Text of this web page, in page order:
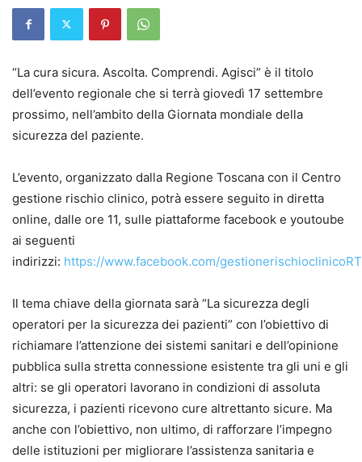
“La cura sicura. Ascolta. Comprendi. Agisci” è il titolo
dell’evento regionale che si terrà giovedì 17 settembre
prossimo, nell’ambito della Giornata mondiale della
sicurezza del paziente.
L’evento, organizzato dalla Regione Toscana con il Centro
gestione rischio clinico, potrà essere seguito in diretta
online, dalle ore 11, sulle piattaforme facebook e youtoube
ai seguenti
indirizzi: https://www.facebook.com/gestionerischioclinicoRT
Il tema chiave della giornata sarà “La sicurezza degli
operatori per la sicurezza dei pazienti” con l’obiettivo di
richiamare l’attenzione dei sistemi sanitari e dell’opinione
pubblica sulla stretta connessione esistente tra gli uni e gli
altri: se gli operatori lavorano in condizioni di assoluta
sicurezza, i pazienti ricevono cure altrettanto sicure. Ma
anche con l’obiettivo, non ultimo, di rafforzare l’impegno
delle istituzioni per migliorare l’assistenza sanitaria e